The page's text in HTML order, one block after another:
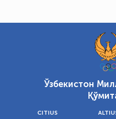
Ўзбекистон
CITIUS